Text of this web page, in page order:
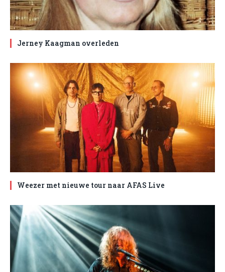
Jerney Kaagman overleden
Weezer met nieuwe tour naar AFAS Live